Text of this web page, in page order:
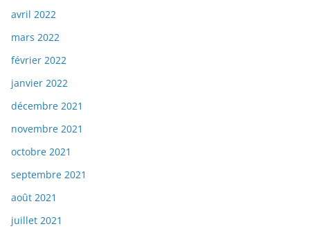
avril 2022
mars 2022
février 2022
janvier 2022
décembre 2021
novembre 2021
octobre 2021
septembre 2021
août 2021
juillet 2021